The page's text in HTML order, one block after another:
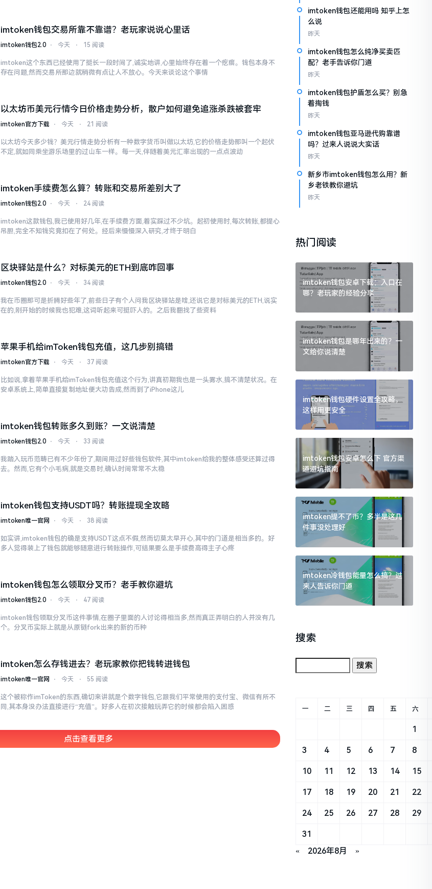
imtoken钱包交易所靠不靠谱？老玩家说说心里话
imtoken钱包2.0 ⋅ 今天 ⋅ 15 阅读
imtoken这个东西已经使用了挺长一段时间了,诚实地讲,心里始终存在着一个疙瘩。钱包本身不
存在问题,然而交易所那边就稍微有点让人不放心。今天来谈论这个事情
以太坊币美元行情今日价格走势分析，散户如何避免追涨杀跌被套牢
imtoken官方下载 ⋅ 今天 ⋅ 21 阅读
以太坊今天多少钱？美元行情走势分析有一种数字货币叫做以太坊,它的价格走势那叫一个起伏
不定,就如同乘坐游乐场里的过山车一样。每一天,伴随着美元汇率出现的一点点波动
imtoken手续费怎么算？转账和交易所差别大了
imtoken钱包2.0 ⋅ 今天 ⋅ 24 阅读
imtoken这款钱包,我已使用好几年,在手续费方面,着实踩过不少坑。起初使用时,每次转账,都提心
吊胆,完全不知钱究竟扣在了何处。经后来慢慢深入研究,才终于明白
区块驿站是什么？对标美元的ETH到底咋回事
imtoken钱包2.0 ⋅ 今天 ⋅ 34 阅读
我在币圈那可是折腾好些年了,前些日子有个人问我区块驿站是啥,还说它是对标美元的ETH,说实
在的,刚开始的时候我也犯难,这词听起来可挺吓人的。之后我翻找了些资料
苹果手机给imToken钱包充值，这几步别搞错
imtoken官方下载 ⋅ 今天 ⋅ 37 阅读
比如说,拿着苹果手机给imToken钱包充值这个行为,讲真初期我也是一头雾水,搞不清楚状况。在
安卓系统上,简单直接复制地址便大功告成,然而到了iPhone这儿
imtoken钱包转账多久到账？一文说清楚
imtoken钱包2.0 ⋅ 今天 ⋅ 33 阅读
我踏入玩币范畴已有不少年份了,期间用过好些钱包软件,其中imtoken给我的整体感受还算过得
去。然而,它有个小毛病,就是交易时,确认时间常常不太稳
imtoken钱包支持USDT吗？转账提现全攻略
imtoken唯一官网 ⋅ 今天 ⋅ 38 阅读
如实讲,imtoken钱包的确是支持USDT这点不假,然而切莫太早开心,其中的门道是相当多的。好
多人觉得装上了钱包就能够随意进行转账操作,可结果要么是手续费高得主子心疼
imtoken钱包怎么领取分叉币？老手教你避坑
imtoken钱包2.0 ⋅ 今天 ⋅ 47 阅读
imtoken钱包领取分叉币这件事情,在圈子里面的人讨论得相当多,然而真正弄明白的人并没有几
个。分叉币实际上就是从原链fork出来的新的币种
imtoken怎么存钱进去？老玩家教你把钱转进钱包
imtoken唯一官网 ⋅ 今天 ⋅ 55 阅读
这个被称作imToken的东西,确切来讲就是个数字钱包,它跟我们平常使用的支付宝、微信有所不
同,其本身没办法直接进行“充值”。好多人在初次接触玩弄它的时候都会陷入困惑
点击查看更多
imtoken钱包还能用吗 知乎上怎
么说
昨天
imtoken钱包怎么纯净买卖匹
配？老手告诉你门道
昨天
imtoken钱包护盾怎么买？别急
着掏钱
昨天
imtoken钱包亚马逊代购靠谱
吗？过来人说说大实话
昨天
新乡市imtoken钱包怎么用？新
乡老铁教你避坑
昨天
热门阅读
imtoken钱包安卓下载：入口在
哪？老玩家的经验分享
imtoken钱包是哪年出来的？一
文给你说清楚
imtoken钱包硬件设置全攻略，
这样用更安全
imtoken钱包安卓怎么下 官方渠
道避坑指南
imtoken提不了币？多半是这几
件事没处理好
imtoken冷钱包能量怎么搞？过
来人告诉你门道
搜索
« 2026年8月 »
一 二 三 四 五 六
1
3 4 5 6 7 8
10 11 12 13 14 15
17 18 19 20 21 22
24 25 26 27 28 29
31